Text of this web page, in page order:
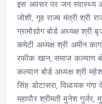
इस अवसर पर जन स्वास्थ्य
जोशी, गृह राज्य मंत्री श्री
ग्रामोद्योग बोर्ड अध्यक्ष
कमेटी अध्यक्ष श्री अमीन
रफीक खान, समाज कल्याण
कल्याण बोर्ड अध्यक्ष श्री महेश
सिंह डोटासरा, विधायक गंगा
महापौर श्रीमती मुनेश गुर्जर,